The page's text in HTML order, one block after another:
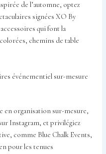
de l’automne, optez
signées XO By
qui font la
chemins de table
événementiel sur-mesure
en organisation sur-mesure,
Instagram, et privilégiez
comme Blue Chalk Events,
pour les tenues